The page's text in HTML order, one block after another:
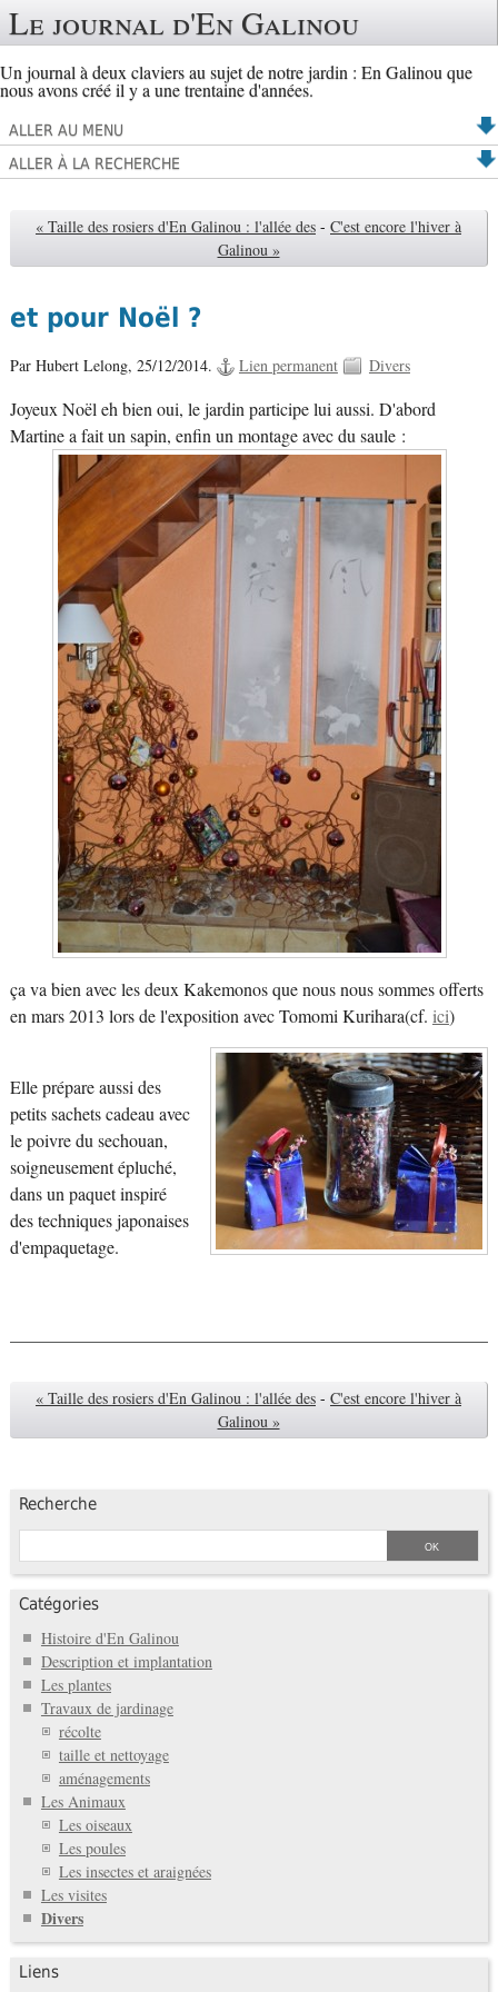
Le journal d'En Galinou
Un journal à deux claviers au sujet de notre jardin : En Galinou que
nous avons créé il y a une trentaine d'années.
ALLER AU MENU
ALLER À LA RECHERCHE
« Taille des rosiers d'En Galinou : l'allée des - C'est encore l'hiver à
Galinou »
et pour Noël ?
Par Hubert Lelong, 25/12/2014. Lien permanent Divers
Joyeux Noël eh bien oui, le jardin participe lui aussi. D'abord
Martine a fait un sapin, enfin un montage avec du saule :
ça va bien avec les deux Kakemonos que nous nous sommes offerts
en mars 2013 lors de l'exposition avec Tomomi Kurihara(cf. ici)
Elle prépare aussi des
petits sachets cadeau avec
le poivre du sechouan,
soigneusement épluché,
dans un paquet inspiré
des techniques japonaises
d'empaquetage.
« Taille des rosiers d'En Galinou : l'allée des - C'est encore l'hiver à
Galinou »
Recherche
Catégories
Histoire d'En Galinou
Description et implantation
Les plantes
Travaux de jardinage
récolte
taille et nettoyage
aménagements
Les Animaux
Les oiseaux
Les poules
Les insectes et araignées
Les visites
Divers
Liens